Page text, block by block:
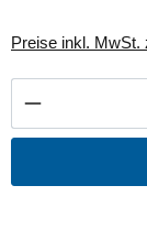
Preise inkl. MwSt.
Produkt